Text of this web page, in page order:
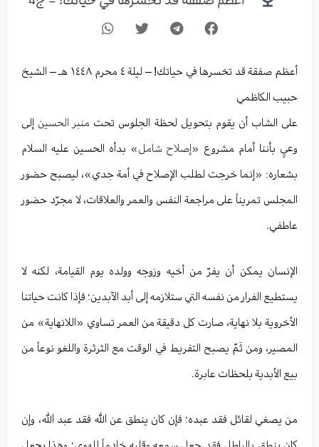
أعظم صفقة قد تخسرها في حياتك! – ليلة ٤ محرم ١٤٤٨ هـ – الشيخ
حبيب الكاظمي
على الشاب أن يقوم بتحويل لحظة الجلوس تحت منبر الحسين إلى
وعيٍ بأننا أمام مشروع «إصلاح شامل» بدأه الحسين عليه السلام
بشعاره: «إنما خرجت لطلب الإصلاح في أمة جدي»، ليصبح حضور
المجلس تمريناً على مراجعة النفس والعمر والعلاقات، لا مجرّد حضور
عاطفي.
الإنسان يمكن أن يفرّ من أخيه وزوجه وولده يوم القيامة، لكنه لا
يستطيع الفرار من نفسه التي ستلازمه إلى أبد الآبدين؛ فإذا كانت حياتنا
الأخروية بلا نهاية، صارت كل دقيقة من العمر تساوي «اللانهاية» من
المصير، ومن ثَمّ يصبح التفريط في الوقت مع الثرثرة واللغو نوعاً من
بيع الأبدية بلحظات عابرة.
من يصغي لقائل فقد عبده؛ فإن كان ينطق عن الله فقد عبد الله، وإن